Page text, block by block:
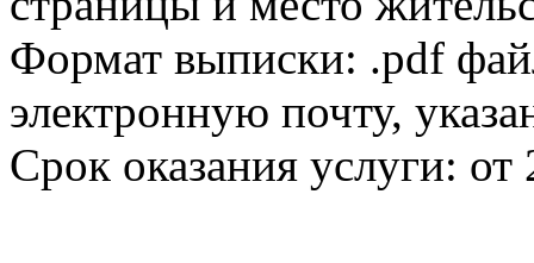
Формат выписки: .pdf
электронную почту,
Срок оказания услуги: от